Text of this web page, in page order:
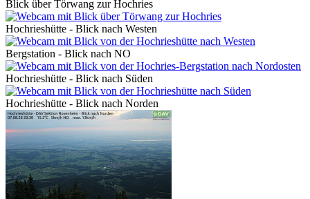
Blick über Törwang zur Hochries
Hochrieshütte - Blick nach Westen
Bergstation - Blick nach NO
Hochrieshütte - Blick nach Süden
Hochrieshütte - Blick nach Norden